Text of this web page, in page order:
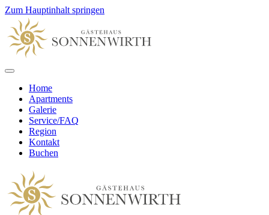
Zum Hauptinhalt springen
Home
Apartments
Galerie
Service/FAQ
Region
Kontakt
Buchen